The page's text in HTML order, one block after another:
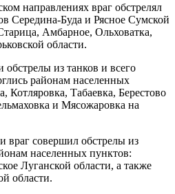
направлениях враг обстрелял
Середина-Буда и Рясное Сумской
Амбарное, Ольховатка,
области.
из танков и всего
районам населенных
Котляровка, Табаевка, Берестово
и Мясожаровка на
враг совершил обстрелы из
населенных пунктов:
Луганской области, а также
области.